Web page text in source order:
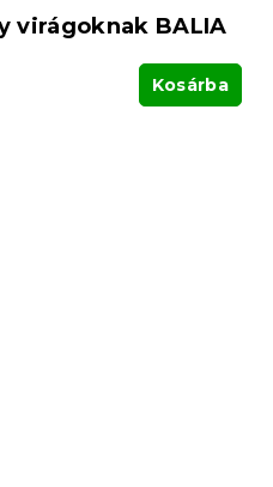
virágoknak BALIA
Kosárba